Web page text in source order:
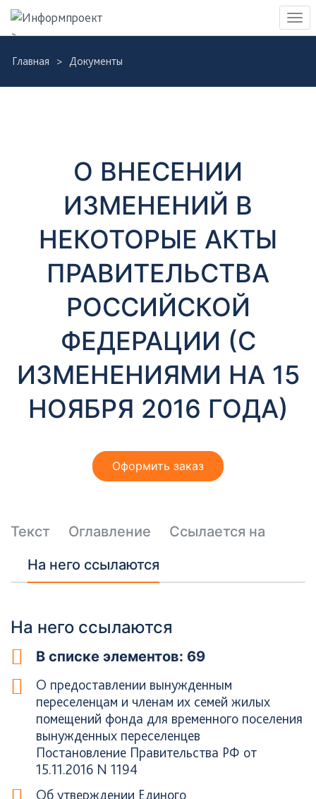
main
Навигация
>
Главная Документы
Д
ы
О ВНЕСЕНИИ
ИЗМЕНЕНИЙ В
НЕКОТОРЫЕ АКТЫ
ПРАВИТЕЛЬСТВА
РОССИЙСКОЙ
ФЕДЕРАЦИИ (С
ИЗМЕНЕНИЯМИ НА 15
НОЯБРЯ 2016 ГОДА)
Оформить заказ
Текст Оглавление
Ссылается на
На него ссылаются
На него ссылаются
В списке элементов: 69
О предоставлении вынужденным
переселенцам и членам их семей жилых
помещений фонда для временного поселения
вынужденных переселенцев
Постановление Правительства РФ от
15.11.2016 N 1194
Об утверждении Единого
для